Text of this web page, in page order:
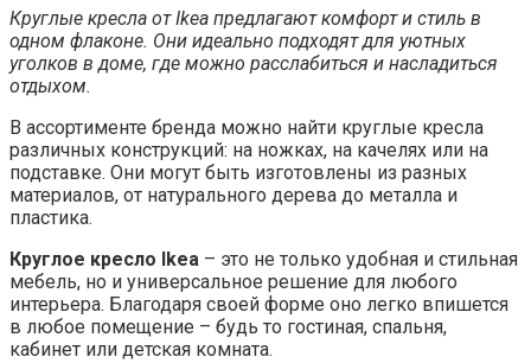
Круглые кресла от Ikea предлагают комфорт и стиль в
одном флаконе. Они идеально подходят для уютных
уголков в доме, где можно расслабиться и насладиться
отдыхом.
В ассортименте бренда можно найти круглые кресла
различных конструкций: на ножках, на качелях или на
подставке. Они могут быть изготовлены из разных
материалов, от натурального дерева до металла и
пластика.
Круглое кресло Ikea – это не только удобная и стильная
мебель, но и универсальное решение для любого
интерьера. Благодаря своей форме оно легко впишется
в любое помещение – будь то гостиная, спальня,
кабинет или детская комната.